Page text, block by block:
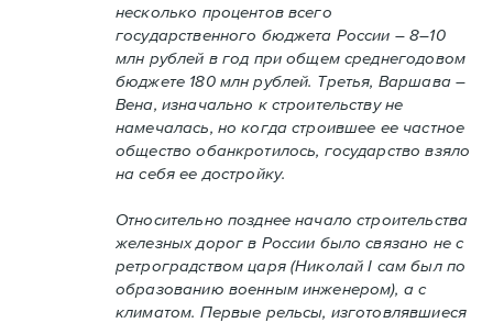
несколько процентов всего
государственного бюджета России – 8–10
млн рублей в год при общем среднегодовом
бюджете 180 млн рублей. Третья, Варшава –
Вена, изначально к строительству не
намечалась, но когда строившее ее частное
общество обанкротилось, государство взяло
на себя ее достройку.
Относительно позднее начало строительства
железных дорог в России было связано не с
ретроградством царя (Николай I сам был по
образованию военным инженером), а с
климатом. Первые рельсы, изготовлявшиеся